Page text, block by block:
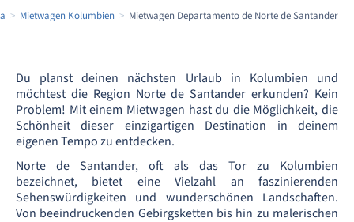
Mietwagen Kolumbien Mietwagen Departamento de Norte de Santander
Du planst deinen nächsten Urlaub in Kolumbien und
möchtest die Region Norte de Santander erkunden? Kein
Problem! Mit einem Mietwagen hast du die Möglichkeit, die
Schönheit dieser einzigartigen Destination in deinem
eigenen Tempo zu entdecken.
Norte de Santander, oft als das Tor zu Kolumbien
bezeichnet, bietet eine Vielzahl an faszinierenden
Sehenswürdigkeiten und wunderschönen Landschaften.
Von beeindruckenden Gebirgsketten bis hin zu malerischen